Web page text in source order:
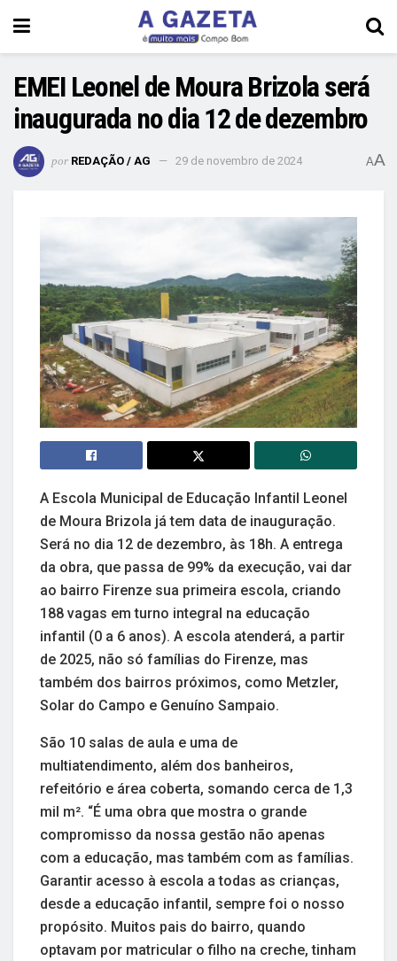
EMEI Leonel de Moura Brizola será
inaugurada no dia 12 de dezembro
por REDAÇÃO / AG 29 de novembro de 2024 AA
A Escola Municipal de Educação Infantil Leonel
de Moura Brizola já tem data de inauguração.
Será no dia 12 de dezembro, às 18h. A entrega
da obra, que passa de 99% da execução, vai dar
ao bairro Firenze sua primeira escola, criando
188 vagas em turno integral na educação
infantil (0 a 6 anos). A escola atenderá, a partir
de 2025, não só famílias do Firenze, mas
também dos bairros próximos, como Metzler,
Solar do Campo e Genuíno Sampaio.
São 10 salas de aula e uma de
multiatendimento, além dos banheiros,
refeitório e área coberta, somando cerca de 1,3
mil m². “É uma obra que mostra o grande
compromisso da nossa gestão não apenas
com a educação, mas também com as famílias.
Garantir acesso à escola a todas as crianças,
desde a educação infantil, sempre foi o nosso
propósito. Muitos pais do bairro, quando
optavam por matricular o filho na creche, tinham